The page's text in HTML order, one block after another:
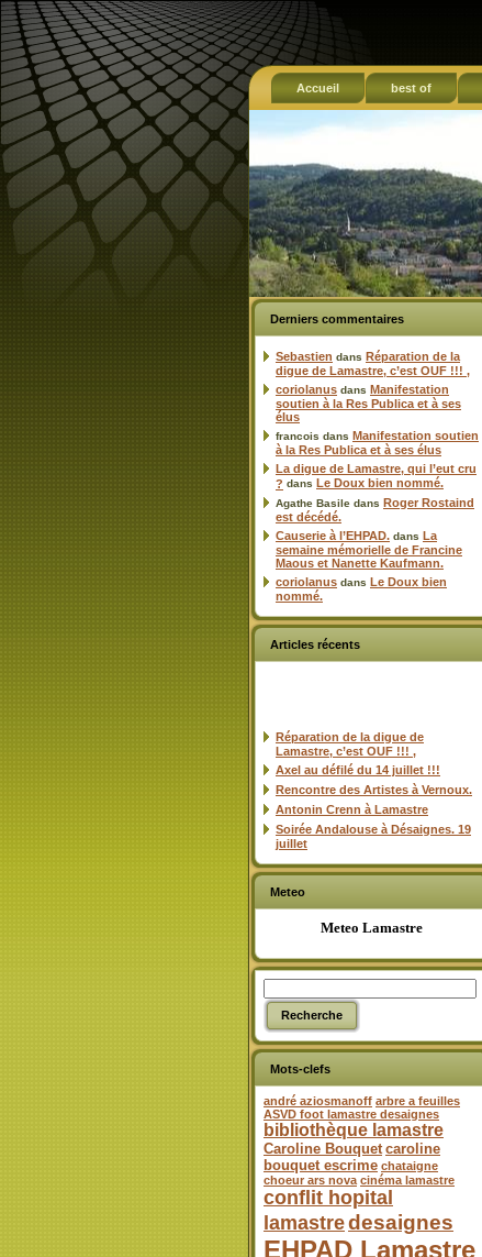
Accueil best of
Derniers commentaires
Sebastien dans Réparation de la
digue de Lamastre, c’est OUF !!! ,
coriolanus dans Manifestation
soutien à la Res Publica et à ses
élus
francois dans Manifestation soutien
à la Res Publica et à ses élus
La digue de Lamastre, qui l’eut cru
? dans Le Doux bien nommé.
Agathe Basile dans Roger Rostaind
est décédé.
Causerie à l’EHPAD. dans La
semaine mémorielle de Francine
Maous et Nanette Kaufmann.
coriolanus dans Le Doux bien
nommé.
Articles récents
Réparation de la digue de
Lamastre, c’est OUF !!! ,
Axel au défilé du 14 juillet !!!
Rencontre des Artistes à Vernoux.
Antonin Crenn à Lamastre
Soirée Andalouse à Désaignes. 19
juillet
Meteo
Meteo Lamastre
Mots-clefs
andré aziosmanoff arbre a feuilles
ASVD foot lamastre desaignes
bibliothèque lamastre
Caroline Bouquet caroline
bouquet escrime chataigne
choeur ars nova cinéma lamastre
conflit hopital
lamastredesaignes
EHPAD Lamastre